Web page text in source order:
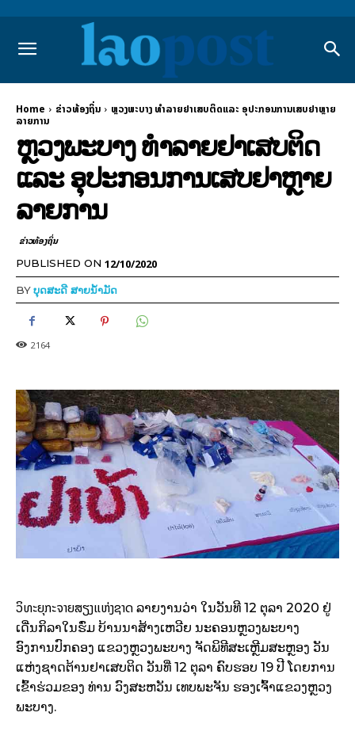
Home ຂ່າວທ້ອງຖິ່ນ
ຫຼວງພະບາງ ທຳລາຍຢາເສບຕິດແລະ ອຸປະກອນການເສບຢາຫຼາຍ
ລາຍການ
ຫຼວງພະບາງ ທຳລາຍຢາເສບຕິດ
ແລະ ອຸປະກອນການເສບຢາຫຼາຍ
ລາຍການ
ຂ່າວທ້ອງຖິ່ນ
PUBLISHED ON 12/10/2020
BYບຸດສະດີ ສາຍນ້ຳມັດ
2164
ວິທະຍຸກະຈາຍສຽງແຫ່ງຊາດ ລາຍງານວ່າ ໃນວັນທີ 12 ຕຸລາ 2020 ຢູ່
ເດີ່ນກິລາໃນຮົ່ມ ບ້ານນາສ້າງເຫວີຍ ນະຄອນຫຼວງພະບາງ
ອົງການປົກຄອງ ແຂວງຫຼວງພະບາງ ຈັດພິທີສະເຫຼີມສະຫຼອງ ວັນ
ແຫ່ງຊາດຕ້ານຢາເສບຕິດ ວັນທີ່ 12 ຕຸລາ ຄົບຮອບ 19 ປີ ໂດຍການ
ເຂົ້າຮ່ວມຂອງ ທ່ານ ວົງສະຫວັນ ເທບພະຈັນ ຮອງເຈົ້າແຂວງຫຼວງ
ພະບາງ.